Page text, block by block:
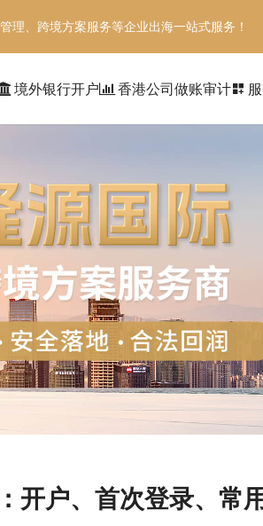
理、跨境方案服务等企业出海一站式服务！
境外银行开户 香港公司做账审计dashboard_customize
开户、首次登录、常用